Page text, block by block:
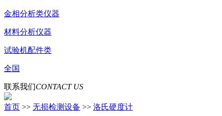
金相分析类仪器
材料分析仪器
试验机配件类
全国
联系我们CONTACT US
首页 >> 无损检测设备 >> 洛氏硬度计